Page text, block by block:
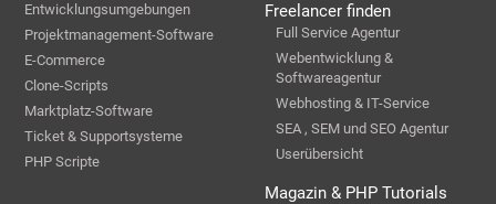
Entwicklungsumgebungen
Projektmanagement-Software
E-Commerce
Clone-Scripts
Marktplatz-Software
Ticket & Supportsysteme
PHP Scripte
Freelancer finden
Full Service Agentur
Webentwicklung &
Softwareagentur
Webhosting & IT-Service
SEA , SEM und SEO Agentur
Userübersicht
Magazin & PHP Tutorials